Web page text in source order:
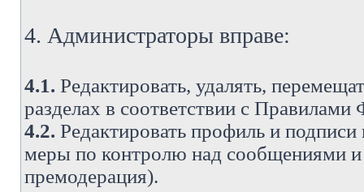
4. Администраторы вправе:
4.1. Редактировать, удалять,
разделах в соответствии с
4.2. Редактировать профиль и
меры по контролю над сообщениями
премодерация).